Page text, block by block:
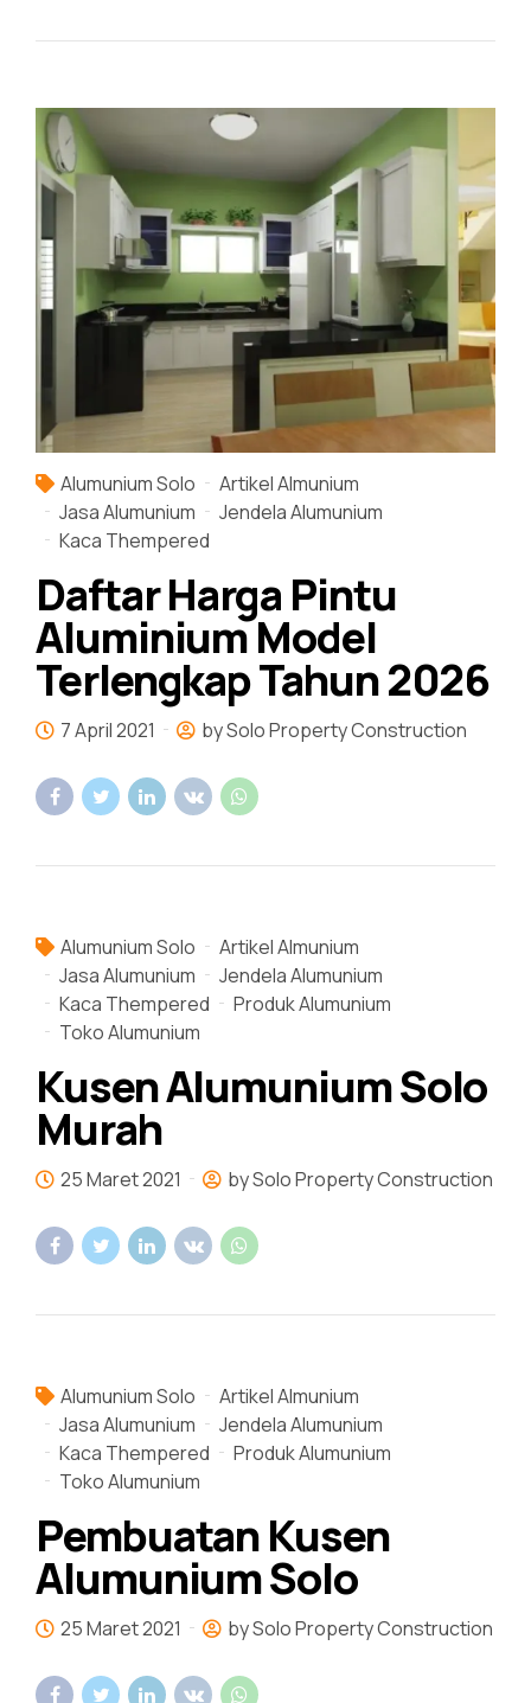
Alumunium Solo
Artikel Almunium
Jasa Alumunium
Jendela Alumunium
Kaca Thempered
Daftar Harga Pintu
Aluminium Model
Terlengkap Tahun 2026
7 April 2021 by Solo Property Construction
Alumunium Solo
Artikel Almunium
Jasa Alumunium
Jendela Alumunium
Kaca Thempered
Produk Alumunium
Toko Alumunium
Kusen Alumunium Solo
Murah
25 Maret 2021 by Solo Property Construction
Alumunium Solo
Artikel Almunium
Jasa Alumunium
Jendela Alumunium
Kaca Thempered
Produk Alumunium
Toko Alumunium
Pembuatan Kusen
Alumunium Solo
25 Maret 2021 by Solo Property Construction